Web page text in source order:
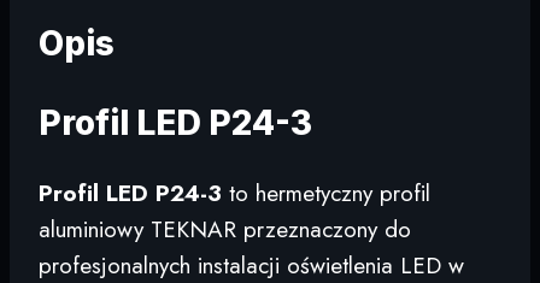
Opis
Profil LED P24-3
Profil LED P24-3 to hermetyczny profil
aluminiowy TEKNAR przeznaczony do
profesjonalnych instalacji oświetlenia LED w